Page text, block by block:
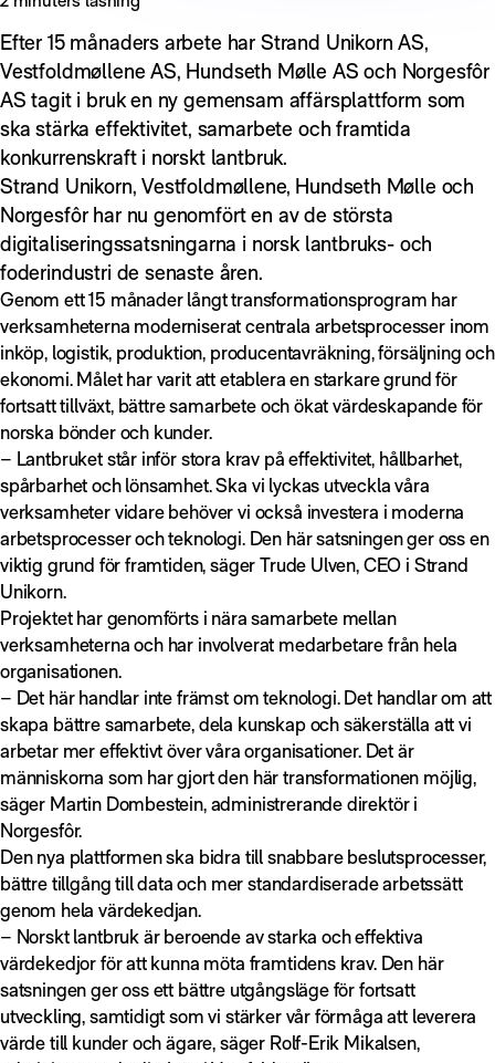
Efter 15 månaders arbete har Strand Unikorn AS,
Vestfoldmøllene AS, Hundseth Mølle AS och Norgesfôr
AS tagit i bruk en ny gemensam affärsplattform som
ska stärka effektivitet, samarbete och framtida
konkurrenskraft i norskt lantbruk.
Strand Unikorn, Vestfoldmøllene, Hundseth Mølle och
Norgesfôr har nu genomfört en av de största
digitaliseringssatsningarna i norsk lantbruks- och
foderindustri de senaste åren.
Genom ett 15 månader långt transformationsprogram har
verksamheterna moderniserat centrala arbetsprocesser inom
inköp, logistik, produktion, producentavräkning, försäljning och
ekonomi. Målet har varit att etablera en starkare grund för
fortsatt tillväxt, bättre samarbete och ökat värdeskapande för
norska bönder och kunder.
– Lantbruket står inför stora krav på effektivitet, hållbarhet,
spårbarhet och lönsamhet. Ska vi lyckas utveckla våra
verksamheter vidare behöver vi också investera i moderna
arbetsprocesser och teknologi. Den här satsningen ger oss en
viktig grund för framtiden, säger Trude Ulven, CEO i Strand
Unikorn.
Projektet har genomförts i nära samarbete mellan
verksamheterna och har involverat medarbetare från hela
organisationen.
– Det här handlar inte främst om teknologi. Det handlar om att
skapa bättre samarbete, dela kunskap och säkerställa att vi
arbetar mer effektivt över våra organisationer. Det är
människorna som har gjort den här transformationen möjlig,
säger Martin Dombestein, administrerande direktör i
Norgesfôr.
Den nya plattformen ska bidra till snabbare beslutsprocesser,
bättre tillgång till data och mer standardiserade arbetssätt
genom hela värdekedjan.
– Norskt lantbruk är beroende av starka och effektiva
värdekedjor för att kunna möta framtidens krav. Den här
satsningen ger oss ett bättre utgångsläge för fortsatt
utveckling, samtidigt som vi stärker vår förmåga att leverera
värde till kunder och ägare, säger Rolf-Erik Mikalsen,